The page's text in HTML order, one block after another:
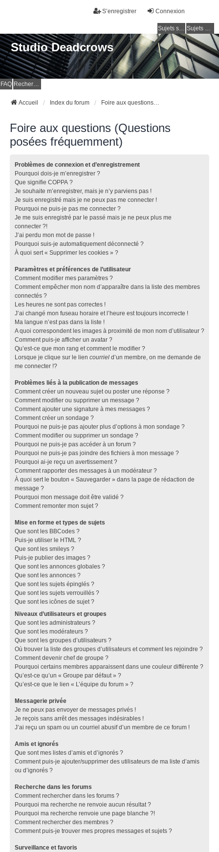
Connexion
S’enregistrer
Sujets sans réponse Sujets actifs
Studio Deadcrows
FAQ Rechercher
Accueil Index du forum Foire aux questions (Questions posées fréquemment)
Foire aux questions (Questions
posées fréquemment)
Problèmes de connexion et d’enregistrement
Pourquoi dois-je m’enregistrer ?
Que signifie COPPA ?
Je souhaite m’enregistrer, mais je n’y parviens pas !
Je suis enregistré mais je ne peux pas me connecter !
Pourquoi ne puis-je pas me connecter ?
Je me suis enregistré par le passé mais je ne peux plus me
connecter ?!
J’ai perdu mon mot de passe !
Pourquoi suis-je automatiquement déconnecté ?
À quoi sert « Supprimer les cookies » ?
Paramètres et préférences de l’utilisateur
Comment modifier mes paramètres ?
Comment empêcher mon nom d’apparaître dans la liste des membres
connectés ?
Les heures ne sont pas correctes !
J’ai changé mon fuseau horaire et l’heure est toujours incorrecte !
Ma langue n’est pas dans la liste !
A quoi correspondent les images à proximité de mon nom d’utilisateur ?
Comment puis-je afficher un avatar ?
Qu’est-ce que mon rang et comment le modifier ?
Lorsque je clique sur le lien courriel d’un membre, on me demande de
me connecter !?
Problèmes liés à la publication de messages
Comment créer un nouveau sujet ou poster une réponse ?
Comment modifier ou supprimer un message ?
Comment ajouter une signature à mes messages ?
Comment créer un sondage ?
Pourquoi ne puis-je pas ajouter plus d’options à mon sondage ?
Comment modifier ou supprimer un sondage ?
Pourquoi ne puis-je pas accéder à un forum ?
Pourquoi ne puis-je pas joindre des fichiers à mon message ?
Pourquoi ai-je reçu un avertissement ?
Comment rapporter des messages à un modérateur ?
À quoi sert le bouton « Sauvegarder » dans la page de rédaction de
message ?
Pourquoi mon message doit être validé ?
Comment remonter mon sujet ?
Mise en forme et types de sujets
Que sont les BBCodes ?
Puis-je utiliser le HTML ?
Que sont les smileys ?
Puis-je publier des images ?
Que sont les annonces globales ?
Que sont les annonces ?
Que sont les sujets épinglés ?
Que sont les sujets verrouillés ?
Que sont les icônes de sujet ?
Niveaux d’utilisateurs et groupes
Que sont les administrateurs ?
Que sont les modérateurs ?
Que sont les groupes d’utilisateurs ?
Où trouver la liste des groupes d’utilisateurs et comment les rejoindre ?
Comment devenir chef de groupe ?
Pourquoi certains membres apparaissent dans une couleur différente ?
Qu’est-ce qu’un « Groupe par défaut » ?
Qu’est-ce que le lien « L’équipe du forum » ?
Messagerie privée
Je ne peux pas envoyer de messages privés !
Je reçois sans arrêt des messages indésirables !
J’ai reçu un spam ou un courriel abusif d’un membre de ce forum !
Amis et ignorés
Que sont mes listes d’amis et d’ignorés ?
Comment puis-je ajouter/supprimer des utilisateurs de ma liste d’amis
ou d’ignorés ?
Recherche dans les forums
Comment rechercher dans les forums ?
Pourquoi ma recherche ne renvoie aucun résultat ?
Pourquoi ma recherche renvoie une page blanche ?!
Comment rechercher des membres ?
Comment puis-je trouver mes propres messages et sujets ?
Surveillance et favoris